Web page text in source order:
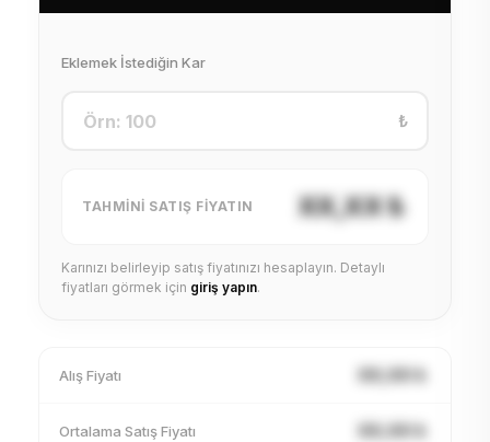
Eklemek İstediğin Kar
₺
TAHMINI SATIŞ FIYATIN XX,XX ₺
Karınızı belirleyip satış fiyatınızı hesaplayın. Detaylı
fiyatları görmek için giriş yapın.
Alış Fiyatı XX,XX ₺
Ortalama Satış Fiyatı XX,XX ₺